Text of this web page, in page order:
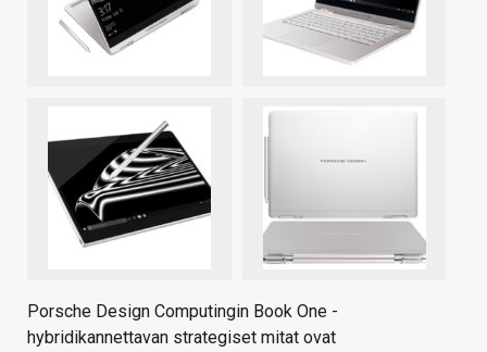
Porsche Design Computingin Book One -
hybridikannettavan strategiset mitat ovat